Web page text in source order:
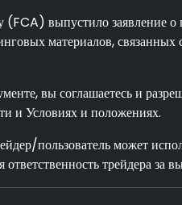
выпустило заявление
материалов,
вы соглашаетесь и
и Условиях и положениях.
пользователь может
трейдера